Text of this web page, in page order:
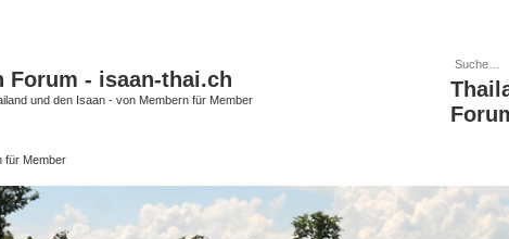
Forum - isaan-thai.ch
und den Isaan - von Membern für Member
für Member